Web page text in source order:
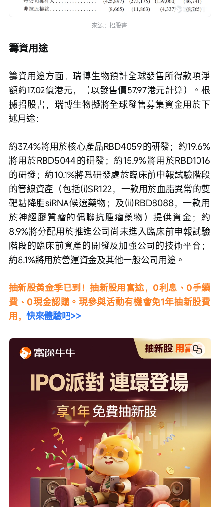
來源：招股書
籌資用途
籌資用途方面，瑞博生物預計全球發售所得款項淨
額約17.02億港元，（以發售價57.97港元計算）。根
據招股書，瑞博生物擬將全球發售募集資金用於下
述用途：
約37.4%將用於核心產品RBD4059的研發；約19.6%
將用於RBD5044的研發；約15.9%將用於RBD1016
的研發；約10.1%將爲研發處於臨床前申報試驗階段
的管線資產（包括(i)SR122，一款用於血脂異常的雙
靶點降脂siRNA候選藥物；及(ii)RBD8088，一款用
於神經膠質瘤的偶聯抗腫瘤藥物）提供資金；約
8.9%將分配用於推進公司尚未進入臨床前申報試驗
階段的臨床前資產的開發及加強公司的技術平台；
約8.1%將用於營運資金及其他一般公司用途。
抽新股黃金季已到！抽新股用富途，0利息、0手續
費、0現金認購。現參與活動有機會免1年抽新股費
用， 快來體驗吧>>